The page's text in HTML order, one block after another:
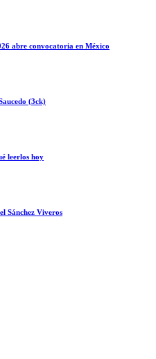
abre convocatoria en México
(3ck)
leerlos hoy
Sánchez Viveros